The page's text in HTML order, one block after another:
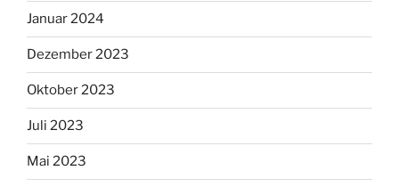
Januar 2024
Dezember 2023
Oktober 2023
Juli 2023
Mai 2023